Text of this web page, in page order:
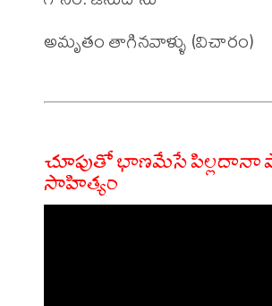
అమృతం తాగినవాళ్ళు (విచారం)
చూపుతో భాణమేసే పిల్లదానా
సాహిత్యం